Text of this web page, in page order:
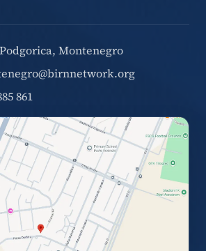
Montenegro
861